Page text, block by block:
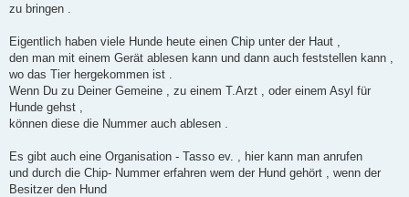
zu bringen .
Eigentlich haben viele Hunde heute einen Chip unter der Haut ,
den man mit einem Gerät ablesen kann und dann auch feststellen kann ,
wo das Tier hergekommen ist .
Wenn Du zu Deiner Gemeine , zu einem T.Arzt , oder einem Asyl für
Hunde gehst ,
können diese die Nummer auch ablesen .
Es gibt auch eine Organisation - Tasso ev. , hier kann man anrufen
und durch die Chip- Nummer erfahren wem der Hund gehört , wenn der
Besitzer den Hund